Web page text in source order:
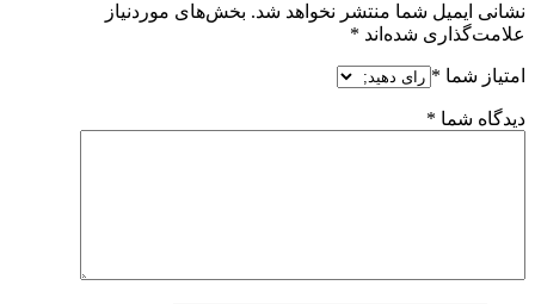
نشانی ایمیل شما منتشر نخواهد شد. بخش‌های موردنیاز
علامت‌گذاری شده‌اند *
امتیاز شما *
دیدگاه شما *